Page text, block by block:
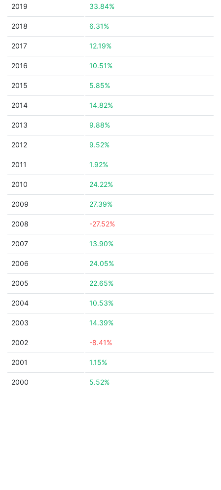
2019 33.84%
2018 6.31%
2017 12.19%
2016 10.51%
2015 5.85%
2014 14.82%
2013 9.88%
2012 9.52%
2011 1.92%
2010 24.22%
2009 27.39%
2008 -27.52%
2007 13.90%
2006 24.05%
2005 22.65%
2004 10.53%
2003 14.39%
2002 -8.41%
2001 1.15%
2000 5.52%